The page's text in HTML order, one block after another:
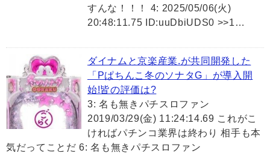
すんな！！！ 4: 2025/05/06(火)
20:48:11.75 ID:uuDbiUDS0 >>1…
ダイナムと京楽産業.が共同開発した
「Pぱちんこ冬のソナタG」が導入開
始!皆の評価は?
3: 名も無きパチスロファン
2019/03/29(金) 11:24:14.69 これがこ
ければパチンコ業界は終わり 相手も本
気だってことだ 6: 名も無きパチスロファン